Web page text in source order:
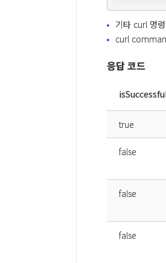
기타 curl 명
curl
응답 코드
true
false
false
false